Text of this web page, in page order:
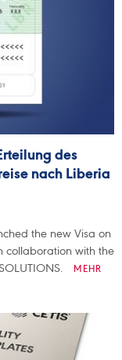
des
nach Liberia
the new Visa on
collaboration with the
MEHR